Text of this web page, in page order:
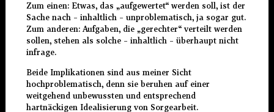
Zum einen: Etwas, das „aufgewertet“ werden soll, ist der
Sache nach – inhaltlich – unproblematisch, ja sogar gut.
Zum anderen: Aufgaben, die „gerechter“ verteilt werden
sollen, stehen als solche – inhaltlich – überhaupt nicht
infrage.
Beide Implikationen sind aus meiner Sicht
hochproblematisch, denn sie beruhen auf einer
weitgehend unbewussten und entsprechend
hartnäckigen Idealisierung von Sorgearbeit.